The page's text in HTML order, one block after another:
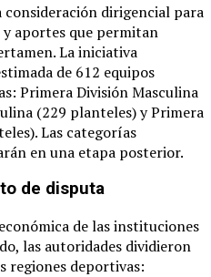
dirigencial para
aportes que permitan
. La iniciativa
de 612 equipos
Primera División Masculina
(229 planteles) y Primera
. Las categorías
en una etapa posterior.
de disputa
de las instituciones
las autoridades dividieron
regiones deportivas: